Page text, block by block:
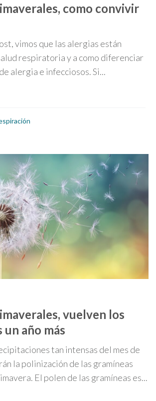
como convivir
vimos que las alergias están
respiratoria y a como diferenciar
alergia e infecciosos. Si...
vuelven los
año más
tan intensas del mes de
la polinización de las gramíneas
El polen de las gramíneas es...